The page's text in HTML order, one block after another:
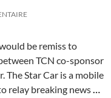
be remiss to
TCN co-sponsor
The Star Car is a mobile
relay breaking news…